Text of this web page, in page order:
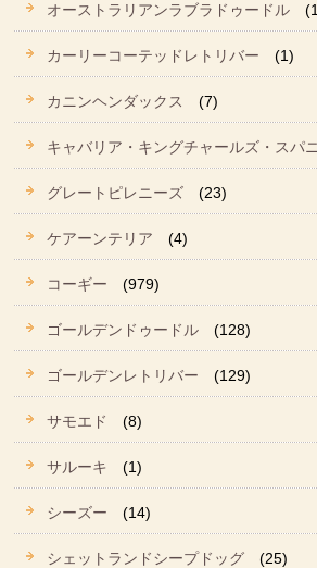
オーストラリアンラブラドゥードル
カーリーコーテッドレトリバー (1)
カニンヘンダックス (7)
キャバリア・キングチャールズ・スパ
グレートピレニーズ (23)
ケアーンテリア (4)
コーギー (979)
ゴールデンドゥードル (128)
ゴールデンレトリバー (129)
サモエド (8)
サルーキ (1)
シーズー (14)
シェットランドシープドッグ (25)